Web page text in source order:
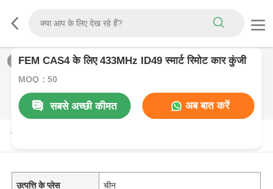
/0
FEM CAS4 के लिए 433MHz ID49 स्मार्ट रिमोट कार कुंजी
MOQ：50
सबसे अच्छी कीमत अब बात करें
उत्पाद विवरण
उत्पत्ति के प्लेस चीन